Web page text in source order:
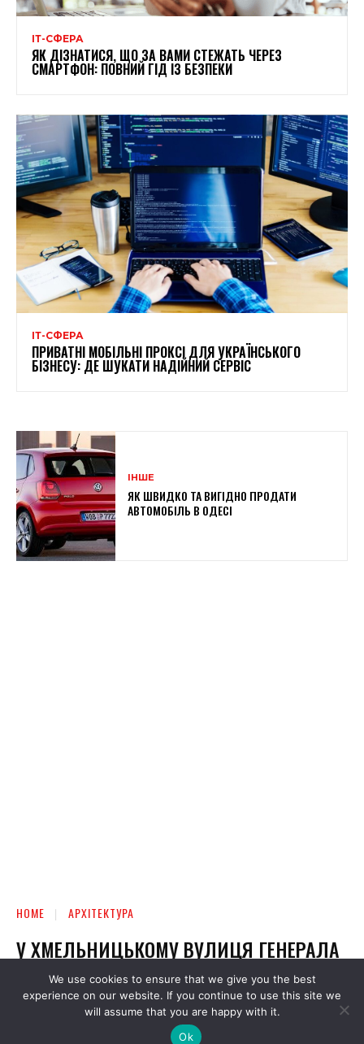
ІТ-СФЕРА
ЯК ДІЗНАТИСЯ, ЩО ЗА ВАМИ СТЕЖАТЬ ЧЕРЕЗ
СМАРТФОН: ПОВНИЙ ГІД ІЗ БЕЗПЕКИ
ІТ-СФЕРА
ПРИВАТНІ МОБІЛЬНІ ПРОКСІ ДЛЯ УКРАЇНСЬКОГО
БІЗНЕСУ: ДЕ ШУКАТИ НАДІЙНИЙ СЕРВІС
ІНШЕ
ЯК ШВИДКО ТА ВИГІДНО ПРОДАТИ
АВТОМОБІЛЬ В ОДЕСІ
We use cookies to ensure that we give you the best
experience on our website. If you continue to use this site we
will assume that you are happy with it.
Ok